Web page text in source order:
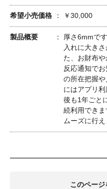
希望小売価格 ￥30,000
製品概要
厚さ6mmで
入れに大き
た、お財布
反応通知で
の所在把握
にはアプリ
後も1年ごと
続利用でき
ムーズに行
このペー